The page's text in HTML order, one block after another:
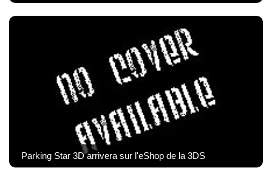
Parking Star 3D arrivera sur l'eShop de la 3DS